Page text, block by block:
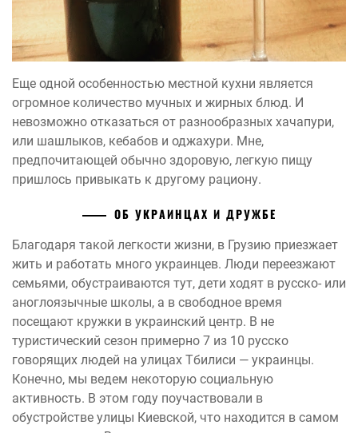
Еще одной особенностью местной кухни является
огромное количество мучных и жирных блюд. И
невозможно отказаться от разнообразных хачапури,
или шашлыков, кебабов и оджахури. Мне,
предпочитающей обычно здоровую, легкую пищу
пришлось привыкать к другому рациону.
ОБ УКРАИНЦАХ И ДРУЖБЕ
Благодаря такой легкости жизни, в Грузию приезжает
жить и работать много украинцев. Люди переезжают
семьями, обустраиваются тут, дети ходят в русско- или
аноглоязычные школы, а в свободное время
посещают кружки в украинский центр. В не
туристический сезон примерно 7 из 10 русско
говорящих людей на улицах Тбилиси — украинцы.
Конечно, мы ведем некоторую социальную
активность. В этом году поучаствовали в
обустройстве улицы Киевской, что находится в самом